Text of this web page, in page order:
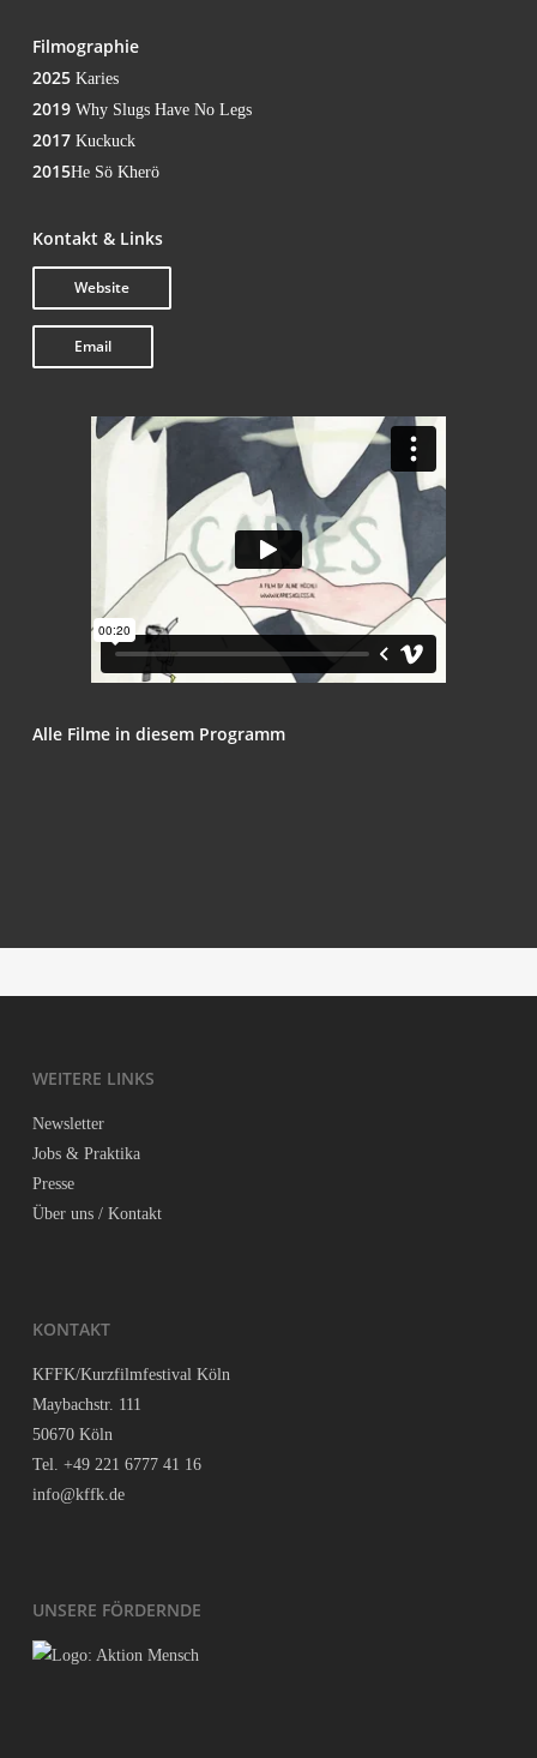
Fil­mo­gra­phie
2025Karies
2019 Why Slugs Have No Legs
2017Kuckuck
2015He Sö Kherö
Kon­takt & Links
Web­site
Email
Alle Fil­me in die­sem Programm
WEI­TE­RE LINKS
News­let­ter
Jobs & Praktika
Pres­se
Über uns / Kontakt
KON­TAKT
KFFK/Kurzfilmfestival Köln
May­bach­str. 111
50670 Köln
Tel. +49 221 6777 41 16
info@kffk.de
UNSE­RE FÖRDERNDE